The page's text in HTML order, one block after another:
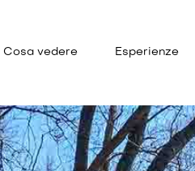
Cosa vedere Esperienze